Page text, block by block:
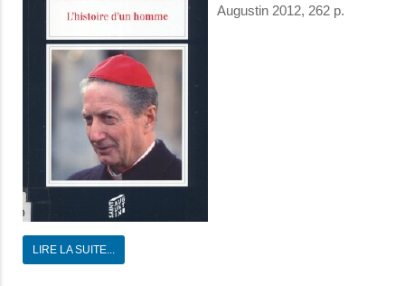
Augustin 2012, 262 p.
LIRE LA SUITE...